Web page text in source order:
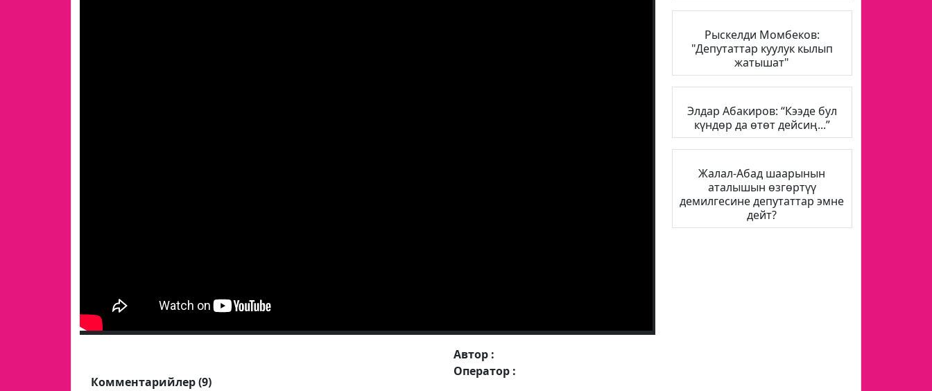
Комментарийлер (9)
Автор :
Оператор :
Рыскелди Момбеков:
"Депутаттар куулук кылып
жатышат"
Элдар Абакиров: “Кээде бул
күндөр да өтөт дейсиң...”
Жалал-Абад шаарынын
аталышын өзгөртүү
демилгесине депутаттар эмне
дейт?